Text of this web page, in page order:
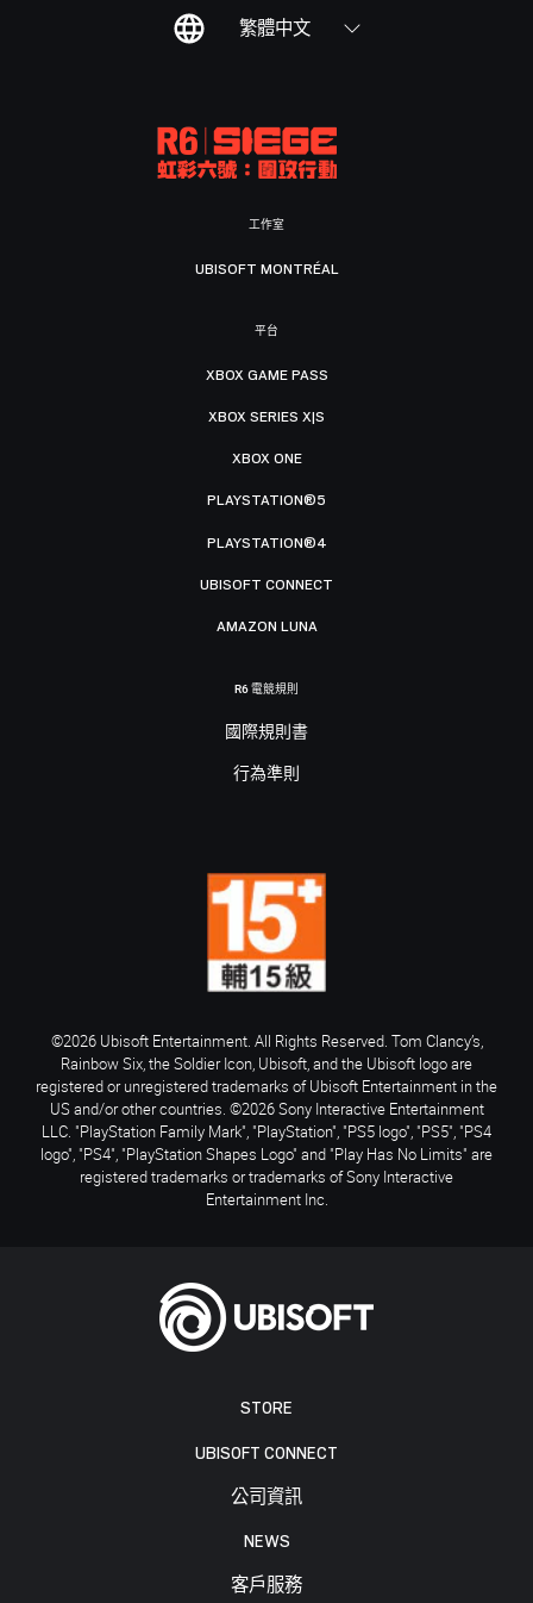
繁體中文
STORE
UBISOFT CONNECT
公司資訊
NEWS
客戶服務
工作室
UBISOFT MONTRÉAL
平台
XBOX GAME PASS
XBOX SERIES X|S
XBOX ONE
PLAYSTATION®5
PLAYSTATION®4
UBISOFT CONNECT
AMAZON LUNA
R6 電競規則
國際規則書
行為準則
©2026 Ubisoft Entertainment. All Rights Reserved. Tom Clancy’s,
Rainbow Six, the Soldier Icon, Ubisoft, and the Ubisoft logo are
registered or unregistered trademarks of Ubisoft Entertainment in the
US and/or other countries. ©2026 Sony Interactive Entertainment
LLC. "PlayStation Family Mark", "PlayStation", "PS5 logo", "PS5", "PS4
logo", "PS4", "PlayStation Shapes Logo" and "Play Has No Limits" are
registered trademarks or trademarks of Sony Interactive
Entertainment Inc.